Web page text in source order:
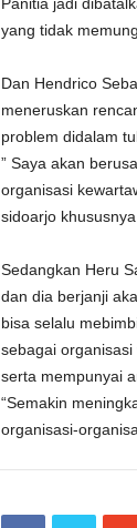
yang tidak
Dan Hendrico
meneruskan
problem didalam
” Saya akan
organisasi
sidoarjo
Sedangkan Heru
dan dia berjanji
bisa selalu
sebagai
serta ‎mempunyai
“Semakin
organisasi-